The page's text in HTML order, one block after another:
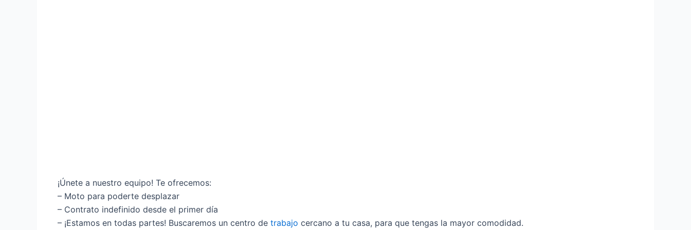
¡Únete a nuestro equipo! Te ofrecemos:
– Moto para poderte desplazar
– Contrato indefinido desde el primer día
– ¡Estamos en todas partes! Buscaremos un centro de trabajo cercano a tu casa, para que tengas la mayor comodidad.